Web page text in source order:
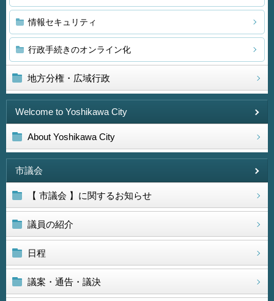
情報セキュリティ
行政手続きのオンライン化
地方分権・広域行政
Welcome to Yoshikawa City
About Yoshikawa City
市議会
【 市議会 】に関するお知らせ
議員の紹介
日程
議案・通告・議決